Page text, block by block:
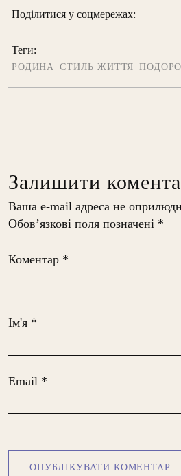
Поділитися у соцмережах:
Теги:
РОДИНА СТИЛЬ ЖИТТЯ
Залишити
Ваша e-mail адреса не
Обов’язкові поля позначені *
Коментар *
Ім'я *
Email *